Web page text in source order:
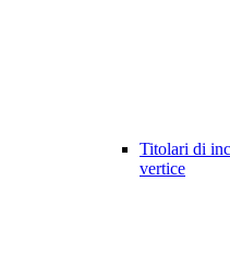
Titolari di
vertice